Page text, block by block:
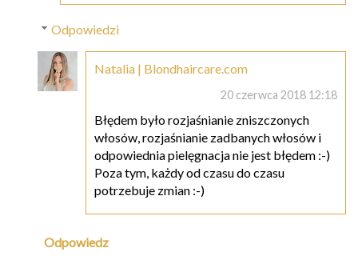
Odpowiedzi
Natalia | Blondhaircare.com
20 czerwca 2018 12:18
Błędem było rozjaśnianie zniszczonych
włosów, rozjaśnianie zadbanych włosów i
odpowiednia pielęgnacja nie jest błędem :-)
Poza tym, każdy od czasu do czasu
potrzebuje zmian :-)
Odpowiedz